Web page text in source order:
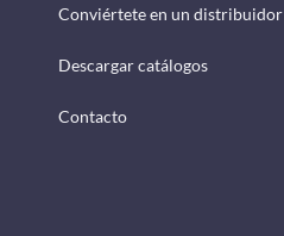
Conviértete en un distribuidor
Descargar catálogos
Contacto